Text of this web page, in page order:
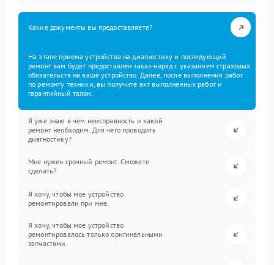
Какие документы вы предоставляете?
На этапе приема устройства на диагностику и последующий
ремонт вам будет предоставлен заказ-наряд с указанием страховых
обязательств на ваше устройство. Далее, после выполнения работ
по ремонту техники, вы получите акт выполненных работ и
гарантийный талон.
Я уже знаю в чем неисправность и какой
ремонт необходим. Для чего проводить
диагностику?
Мне нужен срочный ремонт. Сможете
сделать?
Я хочу, чтобы мое устройство
ремонтировали при мне.
Я хочу, чтобы мое устройство
ремонтировалось только оригинальными
запчастями.